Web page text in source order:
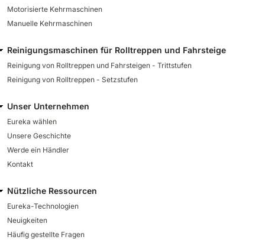
Motorisierte Kehrmaschinen
Manuelle Kehrmaschinen
Reinigungsmaschinen für Rolltreppen und Fahrsteige
Reinigung von Rolltreppen und Fahrsteigen - Trittstufen
Reinigung von Rolltreppen - Setzstufen
Unser Unternehmen
Eureka wählen
Unsere Geschichte
Werde ein Händler
Kontakt
Nützliche Ressourcen
Eureka-Technologien
Neuigkeiten
Häufig gestellte Fragen